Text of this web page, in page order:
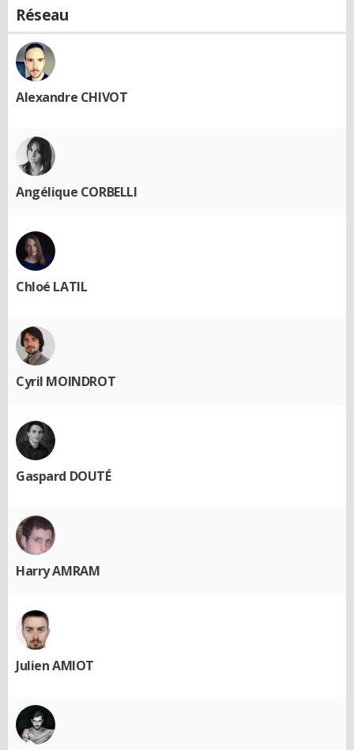
Réseau
Alexandre CHIVOT
Angélique CORBELLI
Chloé LATIL
Cyril MOINDROT
Gaspard DOUTÉ
Harry AMRAM
Julien AMIOT